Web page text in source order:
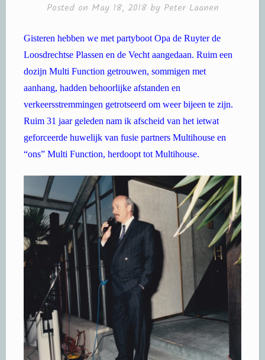
Posted on May 18, 2018by Peter Laanen
Gisteren hebben we met partyboot Opa de Ruyter de
Loosdrechtse Plassen en de Vecht aangedaan. Ruim een
dozijn Multi Function getrouwen, sommigen met
aanhang, hadden behoorlijke afstanden en
verkeersstremmingen getrotseerd om weer bijeen te zijn.
Ruim 31 jaar geleden nam ik afscheid van het ietwat
geforceerde huwelijk van fusie partners Multihouse en
“ons” Multi Function, herdoopt tot Multihouse.